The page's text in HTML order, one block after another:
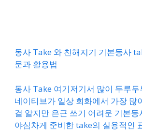
동사 Take 와 친해지기 기본동사
문과 활용법
동사 Take 여기저기서 많이 두루두
네이티브가 일상 회화에서 가장 많
걸 알지만 은근 쓰기 어려운 기본
야심차게 준비한 take의 실용적인